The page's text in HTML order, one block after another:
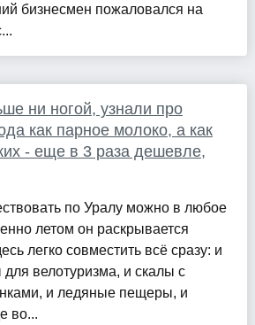
бизнесмен пожаловался на
ни ногой, узнали про
как парное молоко, а как
- еще в 3 раза дешевле,
по Уралу можно в любое
летом он раскрывается
легко совместить всё сразу: и
велотуризма, и скалы с
и ледяные пещеры, и
во...